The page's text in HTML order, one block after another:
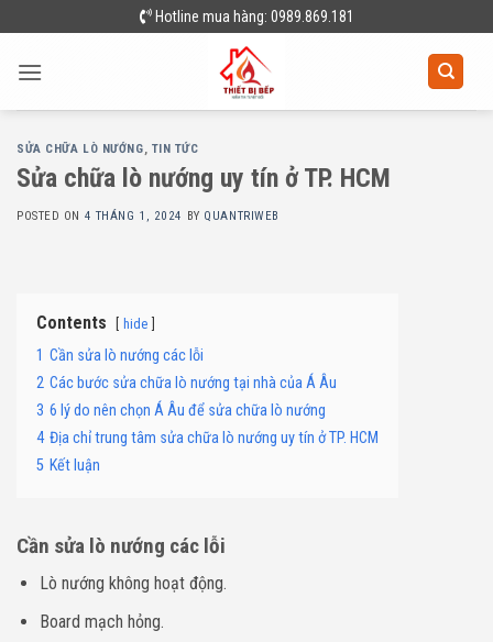
to
content
Hotline mua hàng: 0989.869.181
SỬA CHỮA LÒ NƯỚNG, TIN TỨC
Sửa chữa lò nướng uy tín ở TP. HCM
POSTED ON 4 THÁNG 1, 2024 BY QUANTRIWEB
Contents hide
1 Cần sửa lò nướng các lỗi
2 Các bước sửa chữa lò nướng tại nhà của Á Âu
3 6 lý do nên chọn Á Âu để sửa chữa lò nướng
4 Địa chỉ trung tâm sửa chữa lò nướng uy tín ở TP. HCM
5 Kết luận
Cần sửa lò nướng các lỗi
Lò nướng không hoạt động.
Board mạch hỏng.